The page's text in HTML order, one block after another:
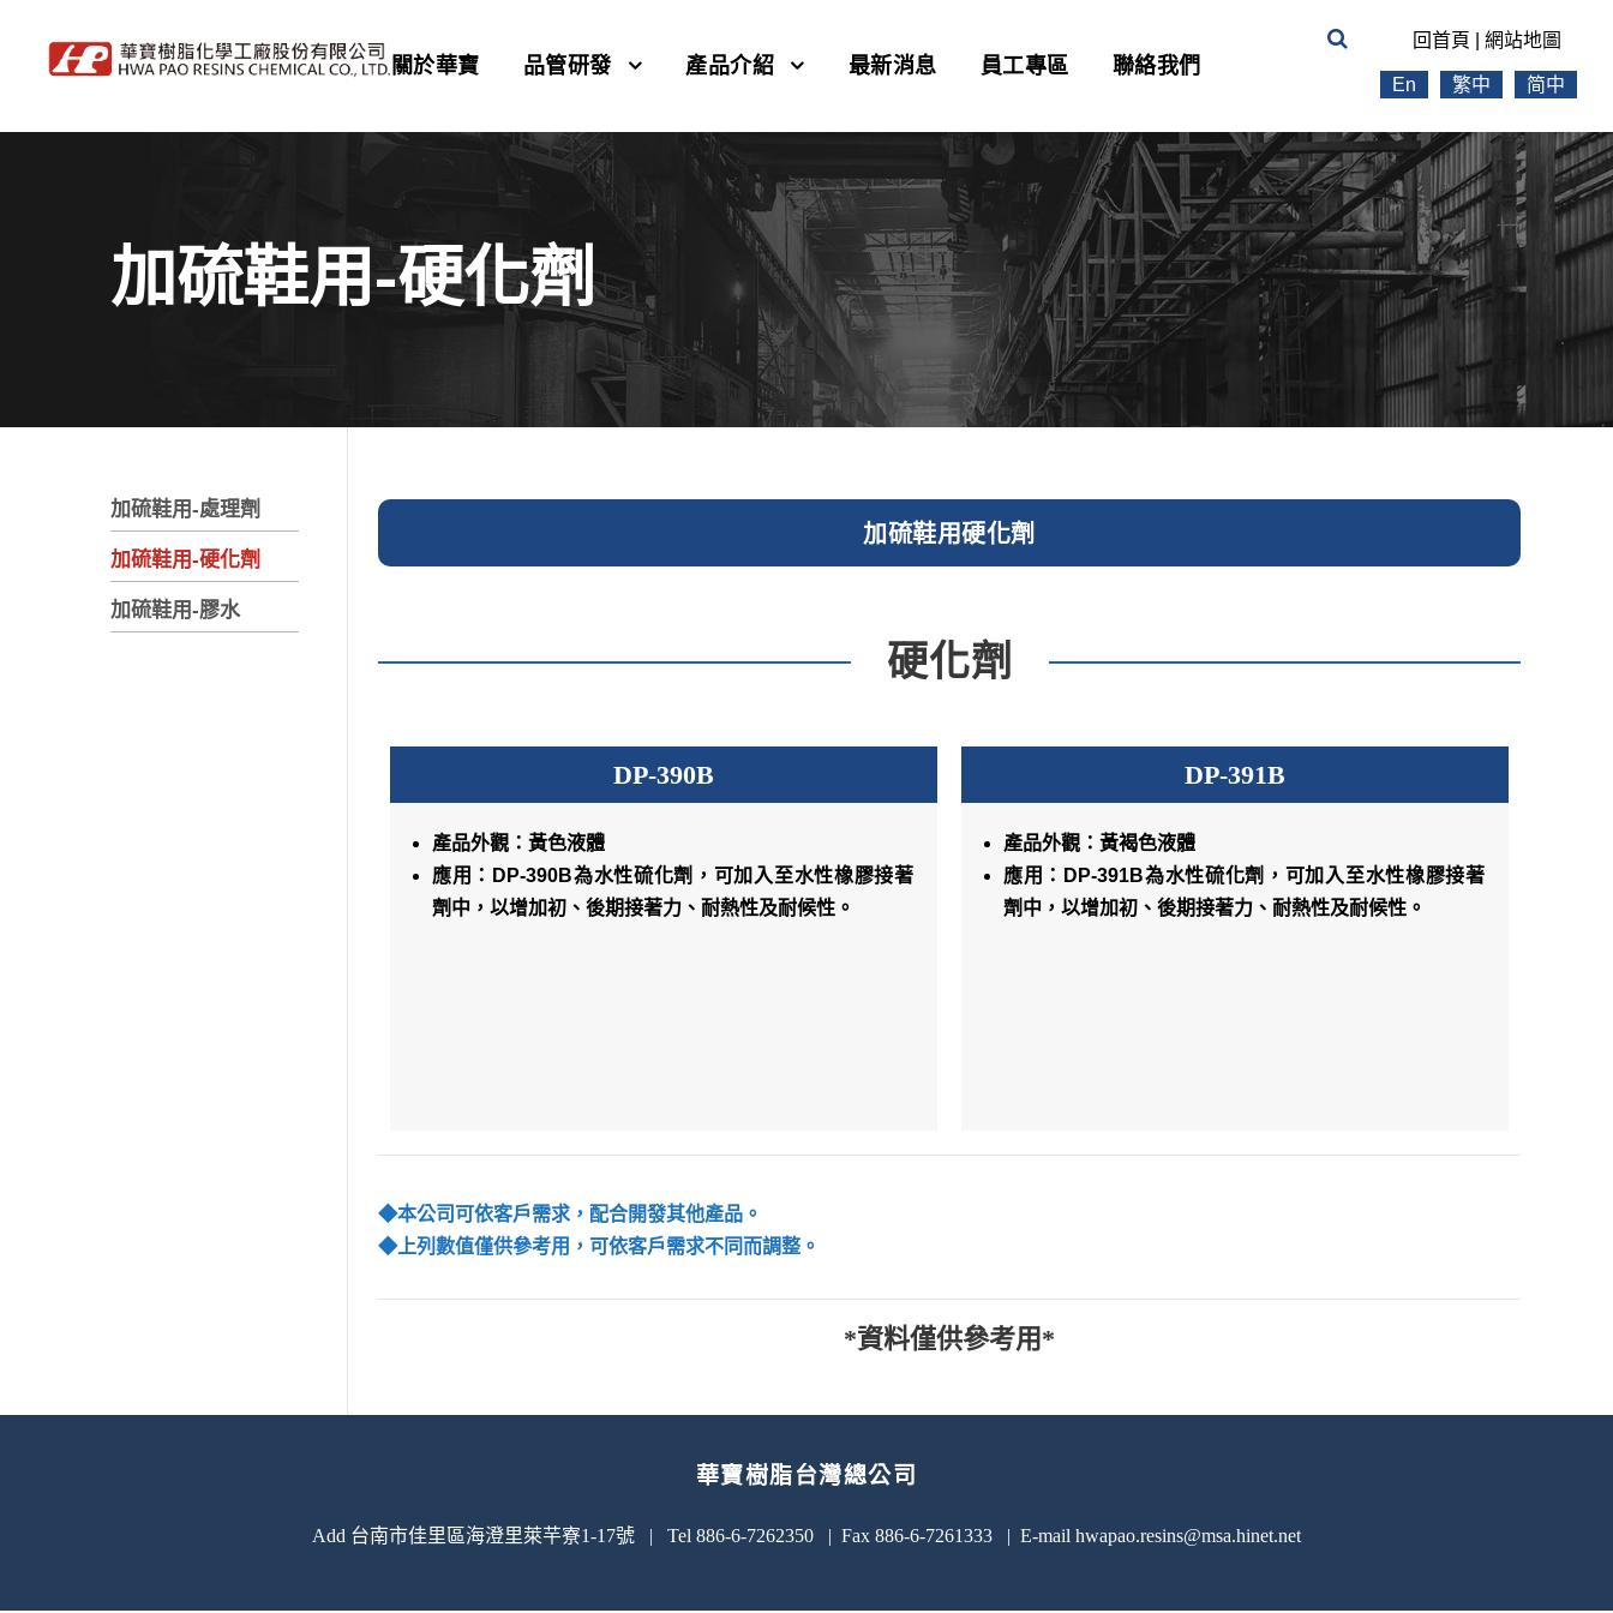
關於華寶 品管研發 產品介紹 最新消息 員工專區 聯絡我們
回首頁 網站地圖
En 繁中 简中
加硫鞋用-硬化劑
加硫鞋用硬化劑
硬化劑
DP-390B
產品外觀：黃色液體
應用：DP-390B為水性硫化劑，可加入至水性橡膠接著
劑中，以增加初、後期接著力、耐熱性及耐候性。
DP-391B
產品外觀：黃褐色液體
應用：DP-391B為水性硫化劑，可加入至水性橡膠接著
劑中，以增加初、後期接著力、耐熱性及耐候性。
◆本公司可依客戶需求，配合開發其他產品。
◆上列數值僅供參考用，可依客戶需求不同而調整。
*資料僅供參考用*
加硫鞋用-處理劑
加硫鞋用-硬化劑
加硫鞋用-膠水
華寶樹脂台灣總公司
Add 台南市佳里區海澄里萊芉寮1-17號 | Tel 886-6-7262350 | Fax 886-6-7261333 | E-mail hwapao.resins@msa.hinet.net